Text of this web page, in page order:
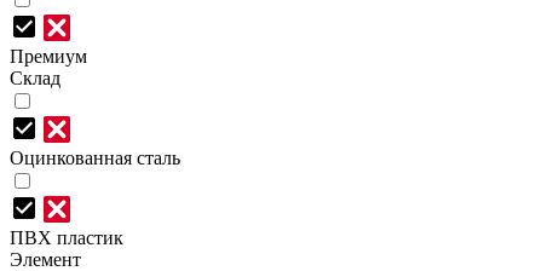
Премиум
Склад
Оцинкованная сталь
ПВХ пластик
Элемент